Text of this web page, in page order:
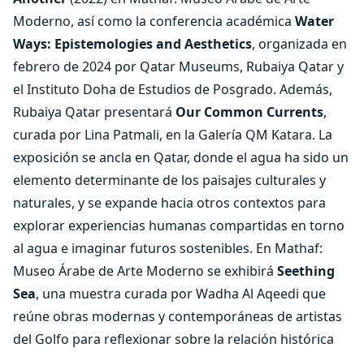
Moderno, así como la conferencia académica Water
Ways: Epistemologies and Aesthetics, organizada en
febrero de 2024 por Qatar Museums, Rubaiya Qatar y
el Instituto Doha de Estudios de Posgrado. Además,
Rubaiya Qatar presentará Our Common Currents,
curada por Lina Patmali, en la Galería QM Katara. La
exposición se ancla en Qatar, donde el agua ha sido un
elemento determinante de los paisajes culturales y
naturales, y se expande hacia otros contextos para
explorar experiencias humanas compartidas en torno
al agua e imaginar futuros sostenibles. En Mathaf:
Museo Árabe de Arte Moderno se exhibirá Seething
Sea, una muestra curada por Wadha Al Aqeedi que
reúne obras modernas y contemporáneas de artistas
del Golfo para reflexionar sobre la relación histórica